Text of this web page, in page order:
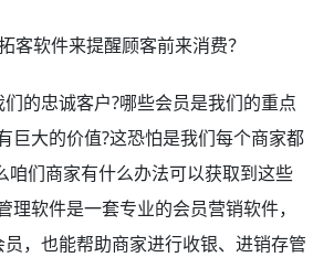
的忠诚客户?哪些会员是我们的重点
巨大的价值?这恐怕是我们每个商家都
咱们商家有什么办法可以获取到这些
理软件是一套专业的会员营销软件，
，也能帮助商家进行收银、进销存管